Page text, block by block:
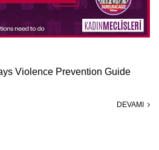
Violence Prevention Guide
DEVAMI